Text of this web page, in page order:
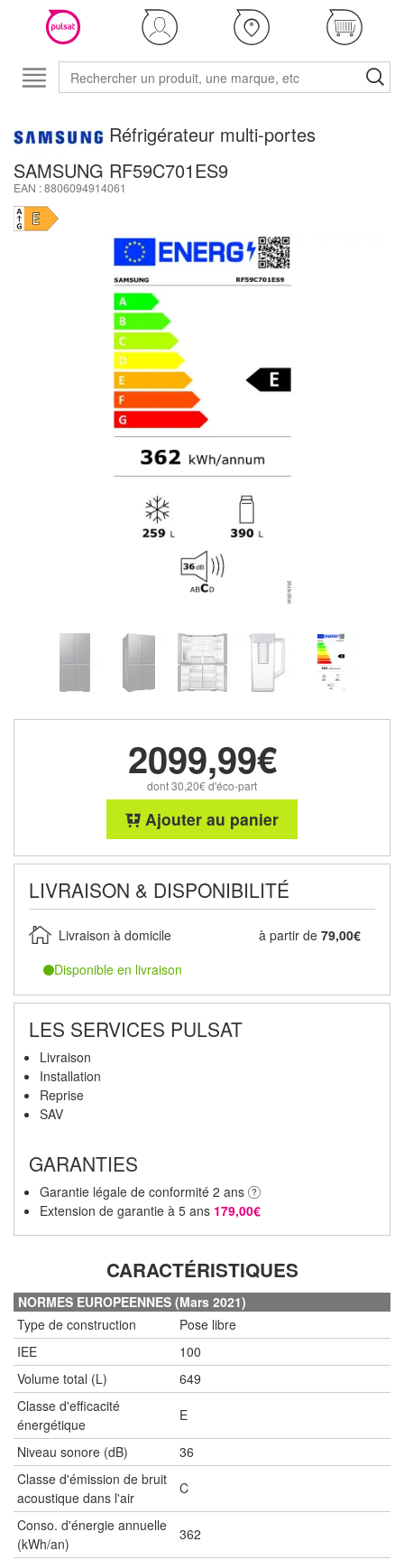
Réfrigérateur multi-portes
SAMSUNG RF59C701ES9
EAN : 8806094914061
2099,99€
dont 30,20€ d'éco-part
Ajouter au panier
LIVRAISON & DISPONIBILITÉ
Livraison à domicile à partir de 79,00€
Disponible en livraison
LES SERVICES PULSAT
Livraison
Installation
Reprise
SAV
GARANTIES
Garantie légale de conformité 2 ans
Extension de garantie à 5 ans 179,00€
CARACTÉRISTIQUES
NORMES EUROPEENNES (Mars 2021)
Type de construction
Pose libre
IEE
100
Volume total (L)
649
Classe d'efficacité
énergétique
E
Niveau sonore (dB)
36
Classe d'émission de bruit
acoustique dans l'air
C
Conso. d'énergie annuelle
(kWh/an)
362